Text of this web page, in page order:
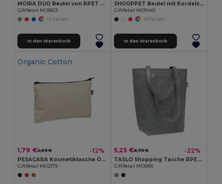
MOIRA DUO Beutel von RPET mit Kordelzug
GiftRetail MO9603
+2 Farben
In den Warenkorb
SHOOPPET Beutel mit Kordelzug 190T RPET
GiftRetail MO9440
+8 Farben
In den Warenkorb
Organic Cotton
1,79 €2,03 € -12%
PESACARA Kosmetiktasche Organic Cotton
GiftRetail MO2379
5,25 €6,73 € -22%
TASLO Shopping Tasche RPET-Filz
GiftRetail MO6185